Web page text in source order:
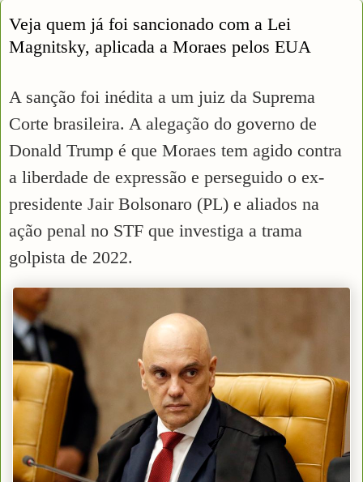
Veja quem já foi sancionado com a Lei
Magnitsky, aplicada a Moraes pelos EUA
A sanção foi inédita a um juiz da Suprema
Corte brasileira. A alegação do governo de
Donald Trump é que Moraes tem agido contra
a liberdade de expressão e perseguido o ex-
presidente Jair Bolsonaro (PL) e aliados na
ação penal no STF que investiga a trama
golpista de 2022.